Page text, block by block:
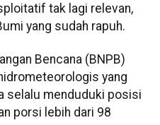
tak lagi relevan,
yang sudah rapuh.
Bencana (BNPB)
yang
selalu menduduki posisi
porsi lebih dari 98